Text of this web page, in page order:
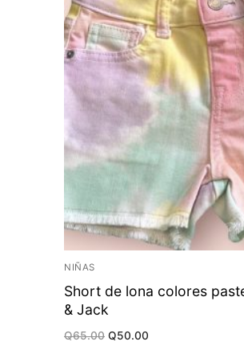
NIÑAS
Short de lona colores
& Jack
Q65.00 Original
price
Q50.00